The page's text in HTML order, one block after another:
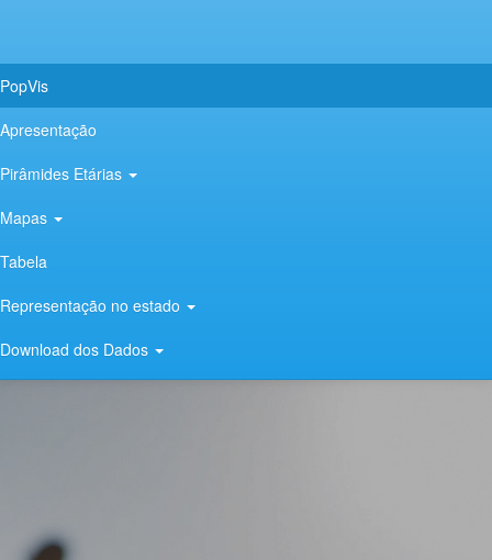
PopVis
Apresentação
Pirâmides Etárias
Mapas
Tabela
Representação no estado
Download dos Dados